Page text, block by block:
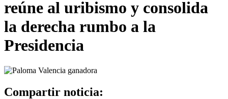
reúne al uribismo y consolida
la derecha rumbo a la
Presidencia
Compartir noticia: